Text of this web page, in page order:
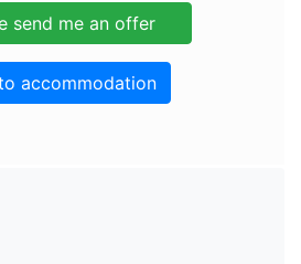
accommodation